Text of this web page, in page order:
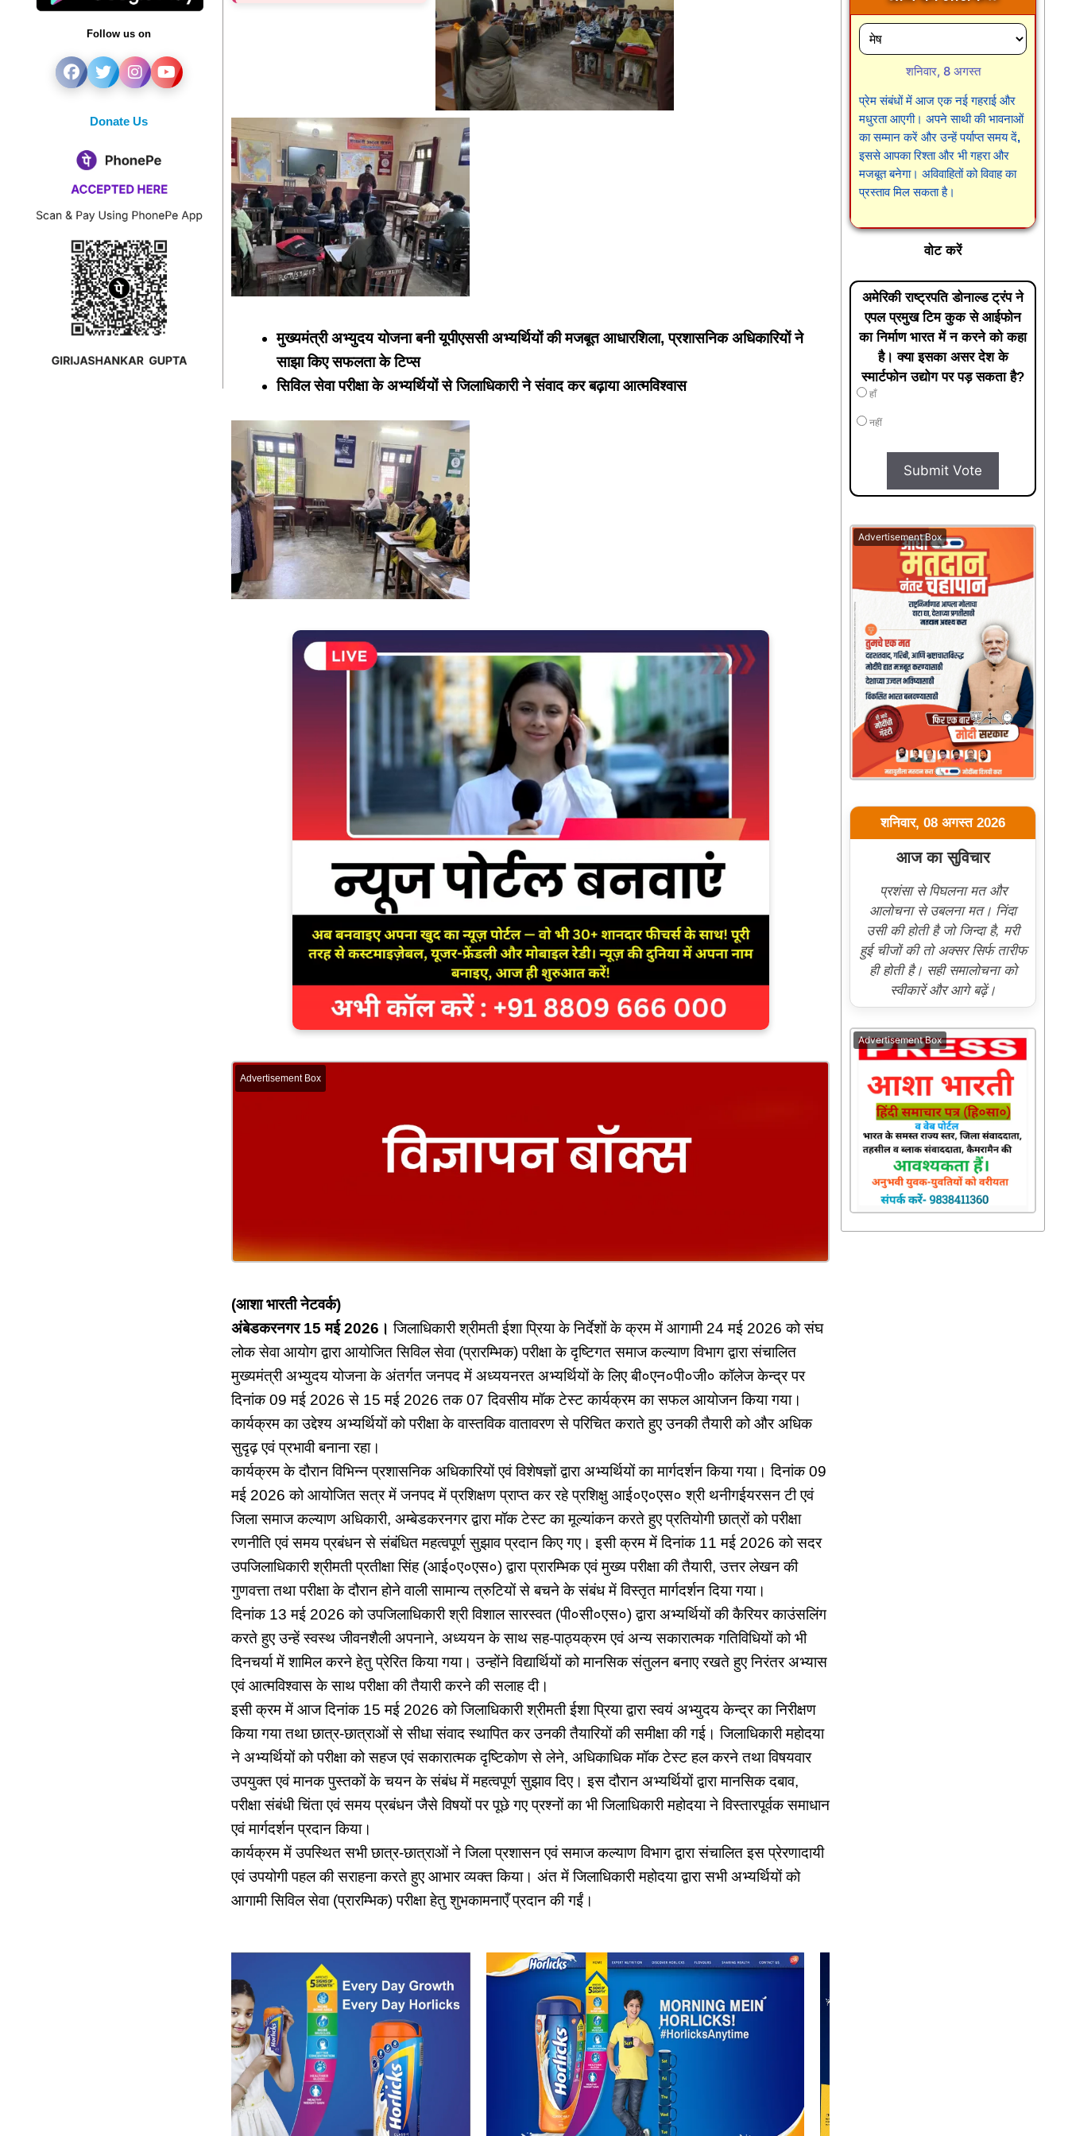
Follow us on
Donate Us
मुख्यमंत्री अभ्युदय योजना बनी यूपीएससी अभ्यर्थियों की मजबूत आधारशिला, प्रशासनिक अधिकारियों ने
साझा किए सफलता के टिप्स
सिविल सेवा परीक्षा के अभ्यर्थियों से जिलाधिकारी ने संवाद कर बढ़ाया आत्मविश्वास
Advertisement Box
(आशा भारती नेटवर्क)
अंबेडकरनगर 15 मई 2026। जिलाधिकारी श्रीमती ईशा प्रिया के निर्देशों के क्रम में आगामी 24 मई 2026 को संघ
लोक सेवा आयोग द्वारा आयोजित सिविल सेवा (प्रारम्भिक) परीक्षा के दृष्टिगत समाज कल्याण विभाग द्वारा संचालित
मुख्यमंत्री अभ्युदय योजना के अंतर्गत जनपद में अध्ययनरत अभ्यर्थियों के लिए बी०एन०पी०जी० कॉलेज केन्द्र पर
दिनांक 09 मई 2026 से 15 मई 2026 तक 07 दिवसीय मॉक टेस्ट कार्यक्रम का सफल आयोजन किया गया।
कार्यक्रम का उद्देश्य अभ्यर्थियों को परीक्षा के वास्तविक वातावरण से परिचित कराते हुए उनकी तैयारी को और अधिक
सुदृढ़ एवं प्रभावी बनाना रहा।
कार्यक्रम के दौरान विभिन्न प्रशासनिक अधिकारियों एवं विशेषज्ञों द्वारा अभ्यर्थियों का मार्गदर्शन किया गया। दिनांक 09
मई 2026 को आयोजित सत्र में जनपद में प्रशिक्षण प्राप्त कर रहे प्रशिक्षु आई०ए०एस० श्री थनीगईयरसन टी एवं
जिला समाज कल्याण अधिकारी, अम्बेडकरनगर द्वारा मॉक टेस्ट का मूल्यांकन करते हुए प्रतियोगी छात्रों को परीक्षा
रणनीति एवं समय प्रबंधन से संबंधित महत्वपूर्ण सुझाव प्रदान किए गए। इसी क्रम में दिनांक 11 मई 2026 को सदर
उपजिलाधिकारी श्रीमती प्रतीक्षा सिंह (आई०ए०एस०) द्वारा प्रारम्भिक एवं मुख्य परीक्षा की तैयारी, उत्तर लेखन की
गुणवत्ता तथा परीक्षा के दौरान होने वाली सामान्य त्रुटियों से बचने के संबंध में विस्तृत मार्गदर्शन दिया गया।
दिनांक 13 मई 2026 को उपजिलाधिकारी श्री विशाल सारस्वत (पी०सी०एस०) द्वारा अभ्यर्थियों की कैरियर काउंसलिंग
करते हुए उन्हें स्वस्थ जीवनशैली अपनाने, अध्ययन के साथ सह-पाठ्यक्रम एवं अन्य सकारात्मक गतिविधियों को भी
दिनचर्या में शामिल करने हेतु प्रेरित किया गया। उन्होंने विद्यार्थियों को मानसिक संतुलन बनाए रखते हुए निरंतर अभ्यास
एवं आत्मविश्वास के साथ परीक्षा की तैयारी करने की सलाह दी।
इसी क्रम में आज दिनांक 15 मई 2026 को जिलाधिकारी श्रीमती ईशा प्रिया द्वारा स्वयं अभ्युदय केन्द्र का निरीक्षण
किया गया तथा छात्र-छात्राओं से सीधा संवाद स्थापित कर उनकी तैयारियों की समीक्षा की गई। जिलाधिकारी महोदया
ने अभ्यर्थियों को परीक्षा को सहज एवं सकारात्मक दृष्टिकोण से लेने, अधिकाधिक मॉक टेस्ट हल करने तथा विषयवार
उपयुक्त एवं मानक पुस्तकों के चयन के संबंध में महत्वपूर्ण सुझाव दिए। इस दौरान अभ्यर्थियों द्वारा मानसिक दबाव,
परीक्षा संबंधी चिंता एवं समय प्रबंधन जैसे विषयों पर पूछे गए प्रश्नों का भी जिलाधिकारी महोदया ने विस्तारपूर्वक समाधान
एवं मार्गदर्शन प्रदान किया।
कार्यक्रम में उपस्थित सभी छात्र-छात्राओं ने जिला प्रशासन एवं समाज कल्याण विभाग द्वारा संचालित इस प्रेरणादायी
एवं उपयोगी पहल की सराहना करते हुए आभार व्यक्त किया। अंत में जिलाधिकारी महोदया द्वारा सभी अभ्यर्थियों को
आगामी सिविल सेवा (प्रारम्भिक) परीक्षा हेतु शुभकामनाएँ प्रदान की गईं।
शनिवार, 8 अगस्त
प्रेम संबंधों में आज एक नई गहराई और
मधुरता आएगी। अपने साथी की भावनाओं
का सम्मान करें और उन्हें पर्याप्त समय दें,
इससे आपका रिश्ता और भी गहरा और
मजबूत बनेगा। अविवाहितों को विवाह का
प्रस्ताव मिल सकता है।
वोट करें
अमेरिकी राष्ट्रपति डोनाल्ड ट्रंप ने
एपल प्रमुख टिम कुक से आईफोन
का निर्माण भारत में न करने को कहा
है। क्या इसका असर देश के
स्मार्टफोन उद्योग पर पड़ सकता है?
हाँ
नहीं
Submit Vote
Advertisement Box
शनिवार, 08 अगस्त 2026
आज का सुविचार
प्रशंसा से पिघलना मत और
आलोचना से उबलना मत। निंदा
उसी की होती है जो जिन्दा है, मरी
हुई चीजों की तो अक्सर सिर्फ तारीफ
ही होती है। सही समालोचना को
स्वीकारें और आगे बढ़ें।
Advertisement Box